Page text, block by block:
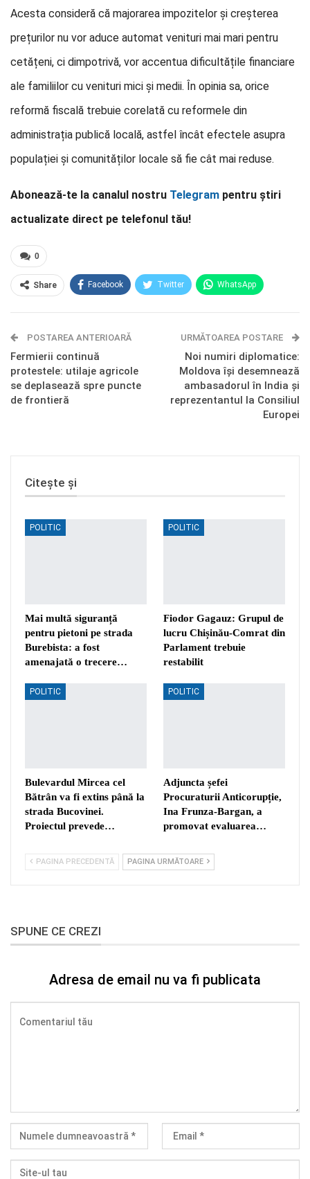
Acesta consideră că majorarea impozitelor și creșterea
prețurilor nu vor aduce automat venituri mai mari pentru
cetățeni, ci dimpotrivă, vor accentua dificultățile financiare
ale familiilor cu venituri mici și medii. În opinia sa, orice
reformă fiscală trebuie corelată cu reformele din
administrația publică locală, astfel încât efectele asupra
populației și comunităților locale să fie cât mai reduse.
Abonează-te la canalul nostru Telegram pentru știri
actualizate direct pe telefonul tău!
0
Share Facebook Twitter WhatsApp
Telegram OK.ru
POSTAREA ANTERIOARĂ
Fermierii continuă
protestele: utilaje agricole
se deplasează spre puncte
de frontieră
URMĂTOAREA POSTARE
Noi numiri diplomatice:
Moldova își desemnează
ambasadorul în India și
reprezentantul la Consiliul
Europei
Citește și
POLITIC
Mai multă siguranță
pentru pietoni pe strada
Burebista: a fost
amenajată o trecere…
POLITIC
Fiodor Gagauz: Grupul de
lucru Chișinău-Comrat din
Parlament trebuie
restabilit
POLITIC
Bulevardul Mircea cel
Bătrân va fi extins până la
strada Bucovinei.
Proiectul prevede…
POLITIC
Adjuncta șefei
Procuraturii Anticorupție,
Ina Frunza-Bargan, a
promovat evaluarea…
PAGINA PRECEDENTĂ PAGINA URMĂTOARE
SPUNE CE CREZI
Adresa de email nu va fi publicata